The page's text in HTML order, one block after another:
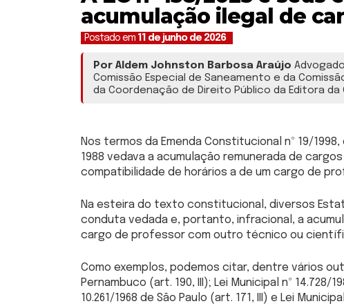
acumulação ilegal de
Postado em 11 de junho de 2026
Por Aldem Johnston Barbosa Araújo
Comissão Especial de Saneamento e da
da Coordenação de Direito Público da Editora da
Nos termos da Emenda Constitucional nº 19/
1988 vedava a acumulação remunerada de
compatibilidade de horários a de um cargo de
Na esteira do texto constitucional, diversos
conduta vedada e, portanto, infracional, a
cargo de professor com outro técnico ou
Como exemplos, podemos citar, dentre vários
Pernambuco (art. 190, III); Lei Municipal nº 14.728/
10.261/1968 de São Paulo (art. 171, III) e Lei